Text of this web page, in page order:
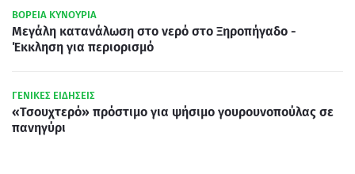
ΒΟΡΕΙΑ ΚΥΝΟΥΡΙΑ
Μεγάλη κατανάλωση στο νερό στο Ξηροπήγαδο -
Έκκληση για περιορισμό
ΓΕΝΙΚΕΣ ΕΙΔΗΣΕΙΣ
«Τσουχτερό» πρόστιμο για ψήσιμο γουρουνοπούλας σε
πανηγύρι